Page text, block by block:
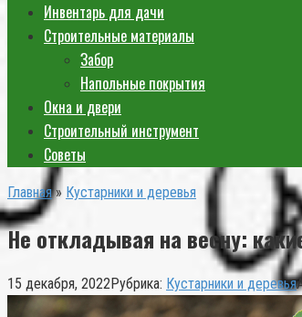
Инвентарь для дачи
Строительные материалы
Забор
Напольные покрытия
Окна и двери
Строительный инструмент
Советы
Главная » Кустарники и деревья
Не откладывая на весну:
15 декабря, 2022Рубрика: Кустарники и деревья